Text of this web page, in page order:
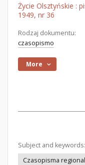
Życie Olsztyńskie :
1949, nr 36
Rodzaj dokumentu:
czasopismo
More
Subject and keywords:
Czasopisma